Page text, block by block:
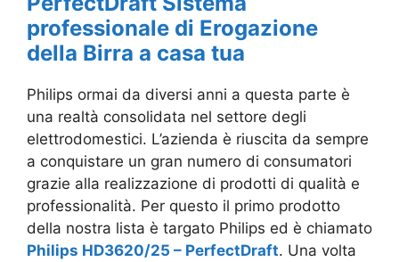
professionale di Erogazione
della Birra a casa tua
Philips ormai da diversi anni a questa parte è
una realtà consolidata nel settore degli
elettrodomestici. L’azienda è riuscita da sempre
a conquistare un gran numero di consumatori
grazie alla realizzazione di prodotti di qualità e
professionalità. Per questo il primo prodotto
della nostra lista è targato Philips ed è chiamato
Philips HD3620/25 – PerfectDraft. Una volta